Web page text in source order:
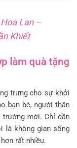
Lan –
Khiết
làm quà tặng
trưng cho sự khởi
bạn bè, người thân
mới. Chỉ cần
là không gian sống
rất nhiều.